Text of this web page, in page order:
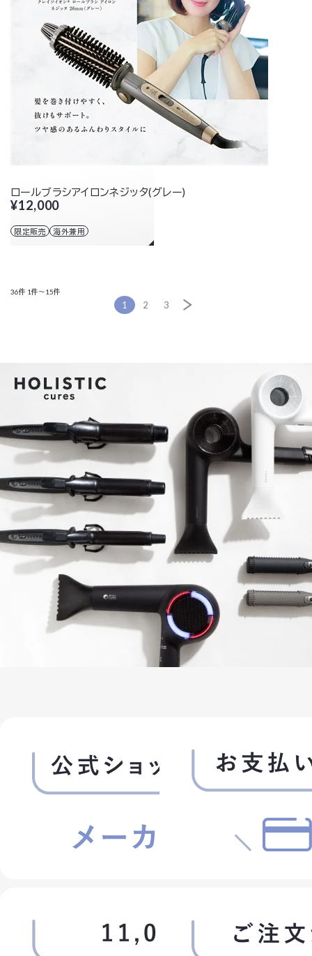
ロールブラシアイロンネジッタ(グレー)
¥12,000
限定販売 海外兼用
36件 1件～15件
1 2 3